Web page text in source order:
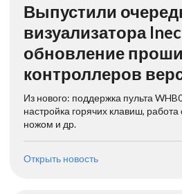
Выпустили
визуализатора
обновление
контроллеров
Из нового: поддержка пульта
настройка горячих клавиш,
ножом и др.
Открыть новость